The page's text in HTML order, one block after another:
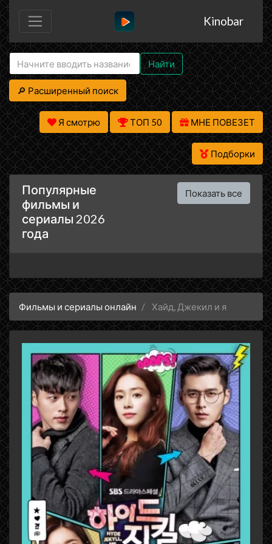
Kinobar
Найти
🔎 Расширенный поиск
Я смотрю ТОП 50 МНЕ ПОВЕЗЕТ
Подборки
Популярные
фильмы и
сериалы 2026
года
Показать все
Фильмы и сериалы онлайн Хайд, Джекил и я